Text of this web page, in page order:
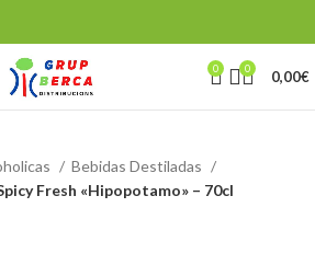
0 0 0,00€
Bebidas Destiladas
Fresh «Hipopotamo» – 70cl